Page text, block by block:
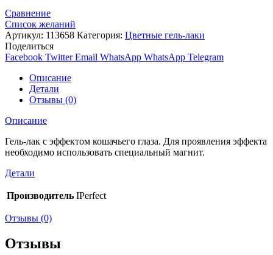
Сравнение
Список желаний
Артикул: 113658 Категория: Цветные гель-лаки
Поделиться
Facebook Twitter Email WhatsApp WhatsApp Telegram
Описание
Детали
Отзывы (0)
Описание
Гель-лак с эффектом кошачьего глаза. Для проявления эффекта
необходимо использовать специальный магнит.
Детали
Производитель IPerfect
Отзывы (0)
Отзывы